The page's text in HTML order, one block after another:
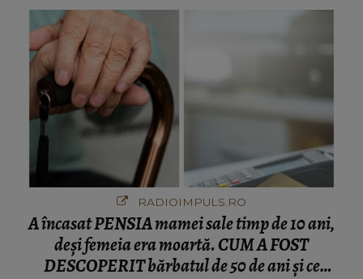
RADIOIMPULS.RO
A încasat PENSIA mamei sale timp de 10 ani,
deși femeia era moartă. CUM A FOST
DESCOPERIT bărbatul de 50 de ani și ce